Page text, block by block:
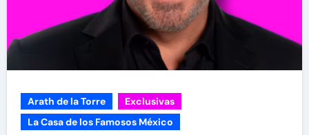
Arath de la Torre
Exclusivas
La Casa de los Famosos México